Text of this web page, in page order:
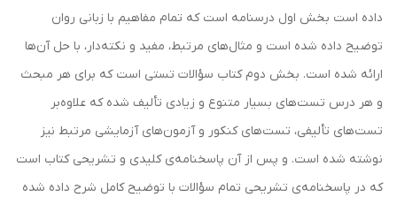
داده است بخش اول درسنامه است که تمام مفاهیم با زبانی روان
توضیح داده شده است و مثال‌های مرتبط، مفید و نکته‌دار، با حل آن‌ها
ارائه شده است. بخش دوم کتاب سؤالات تستی است که برای هر مبحث
و هر درس تست‌های بسیار متنوع و زیادی تألیف شده که علاوه‌بر
تست‌های تألیفی، تست‌های کنکور و آزمون‌های آزمایشی مرتبط نیز
نوشته شده است. و پس از آن پاسخنامه‌ی کلیدی و تشریحی کتاب است
که در پاسخنامه‌ی تشریحی تمام سؤالات با توضیح کامل شرح داده شده